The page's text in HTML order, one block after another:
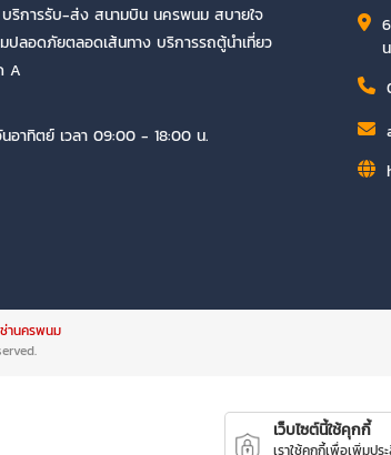
ริการรับ-ส่ง สนามบิน นครพนม สบายใจ
มปลอดภัยตลอดเส้นทาง บริการรถตู้นำเที่ยว
A
อาทิตย์ เวลา 09:00 - 18:00 น.
านครพนม
เว็บไซต์นี้ใช้คุกกี้
เราใช้คุกกี้เพื่อเพิ่มป